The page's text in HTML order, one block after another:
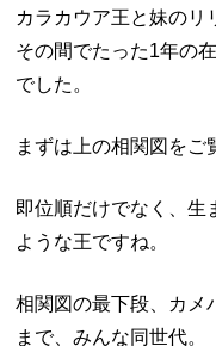
カラカウア王と妹のリ
その間でたった1年の
でした。
まずは上の相関図をご
即位順だけでなく、生
ような王ですね。
相関図の最下段、カメ
まで、みんな同世代。